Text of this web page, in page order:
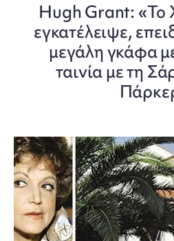
Hugh Grant: «Το
εγκατέλειψε,
μεγάλη γκάφα
ταινία με τη